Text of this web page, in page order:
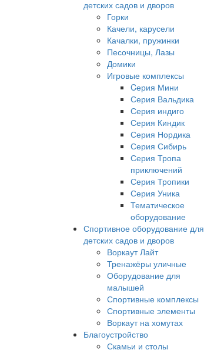
детских садов и дворов
Горки
Качели, карусели
Качалки, пружинки
Песочницы, Лазы
Домики
Игровые комплексы
Cерия Мини
Серия Вальдика
Серия индиго
Серия Киндик
Серия Нордика
Серия Сибирь
Серия Тропа
приключений
Серия Тропики
Серия Уника
Тематическое
оборудование
Спортивное оборудование для
детских садов и дворов
Воркаут Лайт
Тренажёры уличные
Оборудование для
малышей
Спортивные комплексы
Спортивные элементы
Воркаут на хомутах
Благоустройство
Скамьи и столы